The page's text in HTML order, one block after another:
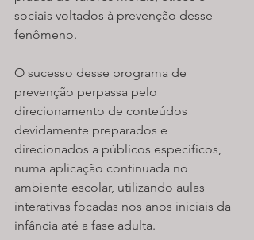
sociais voltados à prevenção desse
fenômeno.
O sucesso desse programa de
prevenção perpassa pelo
direcionamento de conteúdos
devidamente preparados e
direcionados a públicos específicos,
numa aplicação continuada no
ambiente escolar, utilizando aulas
interativas focadas nos anos iniciais da
infância até a fase adulta.